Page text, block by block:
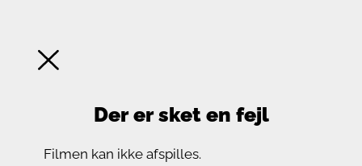
Der er sket en fejl
Filmen kan ikke afspilles.